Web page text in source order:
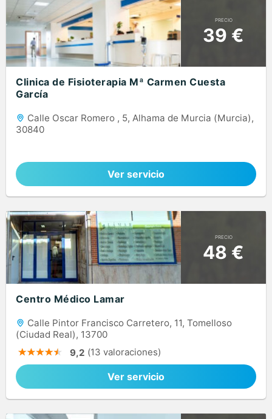
PRECIO
39 €
Clinica de Fisioterapia Mª Carmen Cuesta
García
Calle Oscar Romero , 5, Alhama de Murcia (Murcia),
30840
Ver servicio
PRECIO
48 €
Centro Médico Lamar
Calle Pintor Francisco Carretero, 11, Tomelloso
(Ciudad Real), 13700
9,2 (13 valoraciones)
Ver servicio